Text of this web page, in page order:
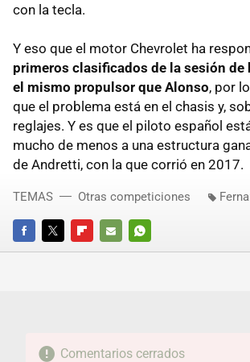
con la tecla.
Y eso que el motor Chevrolet ha
primeros clasificados de la sesión de
el mismo propulsor que Alonso, por
que el problema está en el chasis y,
reglajes. Y es que el piloto español
mucho de menos a una estructura
de Andretti, con la que corrió en 2017.
FACEBOOKTWITTERFLIPBOARD
E-
WHATSAPP
TEMAS Otras competiciones
Comentarios cerrados